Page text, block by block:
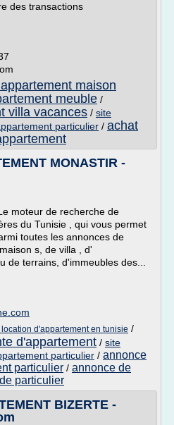
des transactions
maison
meuble /
villa vacances / site
particulier / achat
MONASTIR -
moteur de recherche de
du Tunisie , qui vous permet
toutes les annonces de
s, de villa , d'
de terrains, d'immeubles des...
d'appartement en tunisie /
d'appartement / site
particulier / annonce
particulier / annonce de
particulier
BIZERTE -